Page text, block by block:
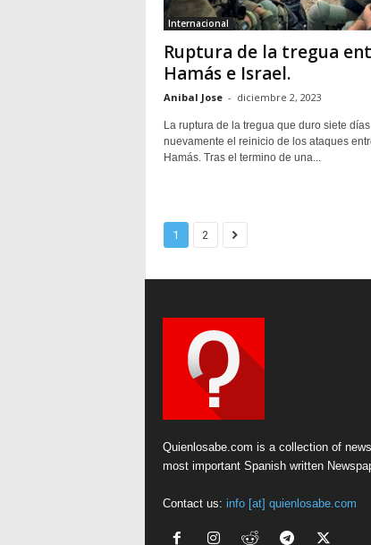
Internacional
Ruptura de la tregua
Hamás e Israel.
Anibal Jose - diciembre 2, 2023
La ruptura de la tregua que duro siete
nuevamente el reinicio de los ataques
Hamás. Tras el termino de una...
1 2
Quienlosabe.com is a collection of
most important Spanish written
Contact us: info [at] quienlosabe.com